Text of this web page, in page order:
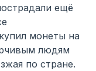
ещё
монеты на
людям
по стране.